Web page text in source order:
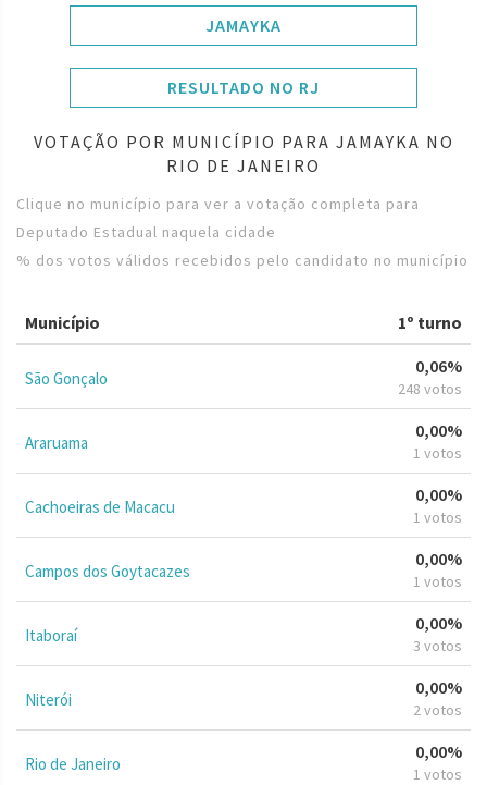
JAMAYKA
RESULTADO NO RJ
VOTAÇÃO POR MUNICÍPIO PARA JAMAYKA NO
RIO DE JANEIRO
Clique no município para ver a votação completa para
Deputado Estadual naquela cidade
% dos votos válidos recebidos pelo candidato no município
Município 1º turno
São Gonçalo
0,06%
248 votos
Araruama
0,00%
1 votos
Cachoeiras de Macacu
0,00%
1 votos
Campos dos Goytacazes
0,00%
1 votos
Itaboraí
0,00%
3 votos
Niterói
0,00%
2 votos
Rio de Janeiro
0,00%
1 votos